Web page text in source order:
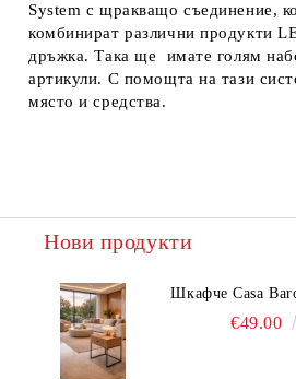
System с щракващо съединение,
комбинират различни продукти
дръжка. Така ще имате голям
артикули. С помощта на тази
място и средства.
Нови продукти
Шкафче Casa
€49.00